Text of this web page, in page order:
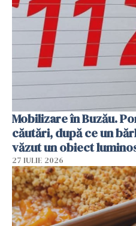
Mobilizare în Buzău.
căutări, după ce un
văzut un obiect
27 IULIE 2026